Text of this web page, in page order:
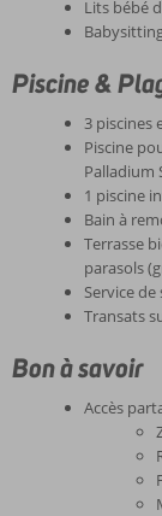
Lits bébé
Piscine &
3 piscines
Piscine
Palladium
1 piscine
Bain à
Terrasse
parasols
Service
Transats
Bon à savoir
Accès